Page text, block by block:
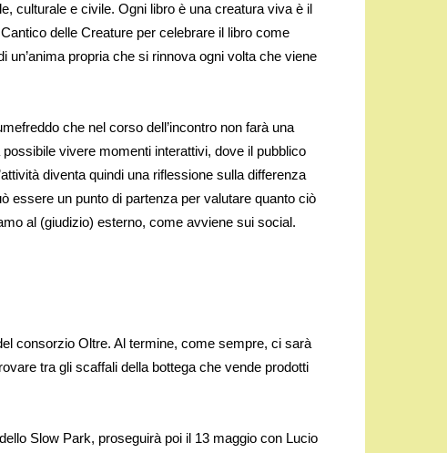
culturale e civile. Ogni libro è una creatura viva è il
delle Creature per celebrare il libro come
propria che si rinnova ogni volta che viene
che nel corso dell’incontro non farà una
vivere momenti interattivi, dove il pubblico
diventa quindi una riflessione sulla differenza
essere un punto di partenza per valutare quanto ciò
al (giudizio) esterno, come avviene sui social.
consorzio Oltre. Al termine, come sempre, ci sarà
tra gli scaffali della bottega che vende prodotti
Slow Park, proseguirà poi il 13 maggio con Lucio